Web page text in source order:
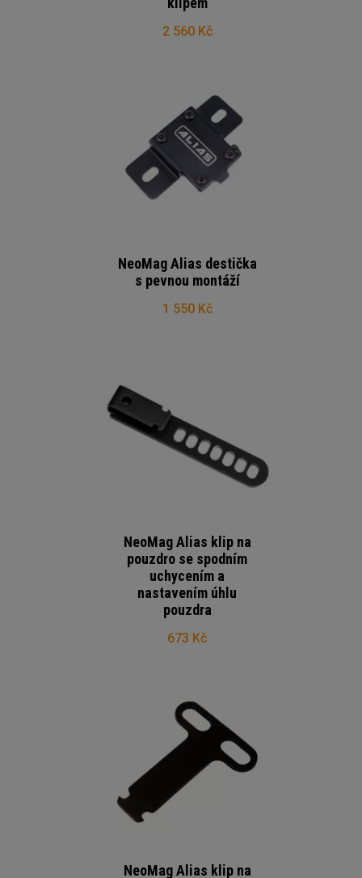
2 560 Kč
NeoMag Alias destička
s pevnou montáží
1 550 Kč
NeoMag Alias klip na
pouzdro se spodním
uchycením a
nastavením úhlu
pouzdra
673 Kč
NeoMag Alias klip na